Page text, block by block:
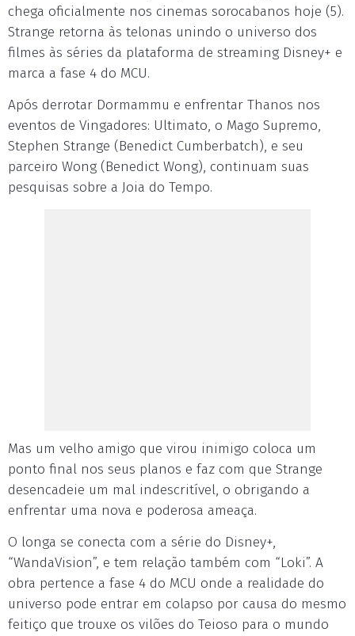
chega oficialmente nos cinemas sorocabanos hoje (5).
Strange retorna às telonas unindo o universo dos
filmes às séries da plataforma de streaming Disney+ e
marca a fase 4 do MCU.
Após derrotar Dormammu e enfrentar Thanos nos
eventos de Vingadores: Ultimato, o Mago Supremo,
Stephen Strange (Benedict Cumberbatch), e seu
parceiro Wong (Benedict Wong), continuam suas
pesquisas sobre a Joia do Tempo.
Mas um velho amigo que virou inimigo coloca um
ponto final nos seus planos e faz com que Strange
desencadeie um mal indescritível, o obrigando a
enfrentar uma nova e poderosa ameaça.
O longa se conecta com a série do Disney+,
“WandaVision”, e tem relação também com “Loki”. A
obra pertence a fase 4 do MCU onde a realidade do
universo pode entrar em colapso por causa do mesmo
feitiço que trouxe os vilões do Teioso para o mundo